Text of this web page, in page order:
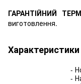
ГАРАНТІЙНИЙ
виготовлення.
Характеристики
-
-